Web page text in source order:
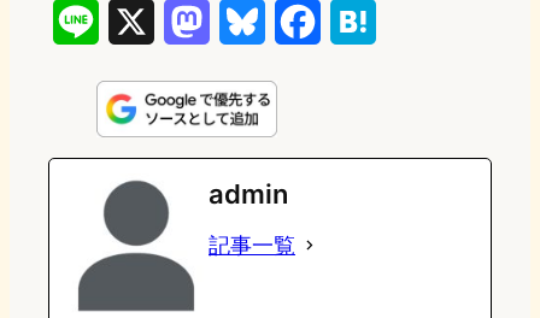
n
e
s
t
o
d
u
e
s
k
e
e
admin
記事一覧